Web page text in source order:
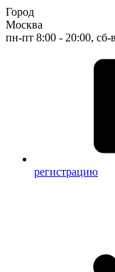
Город
Москва
пн-пт 8:00 - 20:00, сб-
регистрацию